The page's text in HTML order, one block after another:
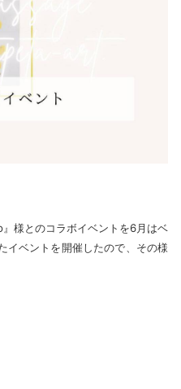
様とのコラボイベントを6月はベ
イベントを開催したので、その様